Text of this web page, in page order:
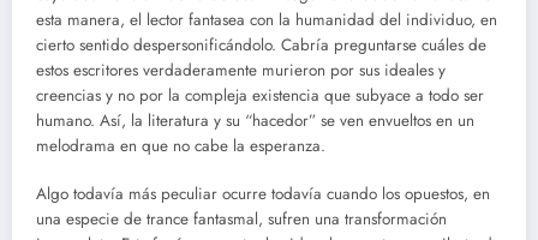
esta manera, el lector fantasea con la humanidad del individuo, en
cierto sentido despersonificándolo. Cabría preguntarse cuáles de
estos escritores verdaderamente murieron por sus ideales y
creencias y no por la compleja existencia que subyace a todo ser
humano. Así, la literatura y su “hacedor” se ven envueltos en un
melodrama en que no cabe la esperanza.
Algo todavía más peculiar ocurre todavía cuando los opuestos, en
una especie de trance fantasmal, sufren una transformación